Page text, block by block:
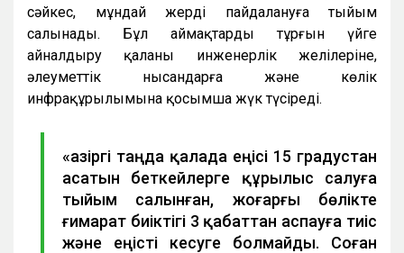
сәйкес, мұндай жерді пайдалануға тыйым
салынады. Бұл аймақтарды тұрғын үйге
айналдыру қаланың инженерлік желілеріне,
әлеуметтік нысандарға және көлік
инфрақұрылымына қосымша жүк түсіреді.
«Қазіргі таңда қалада еңісі 15 градустан
асатын беткейлерге құрылыс салуға
тыйым салынған, жоғарғы бөлікте
ғимарат биіктігі 3 қабаттан аспауға тиіс
және еңісті кесуге болмайды. Соған